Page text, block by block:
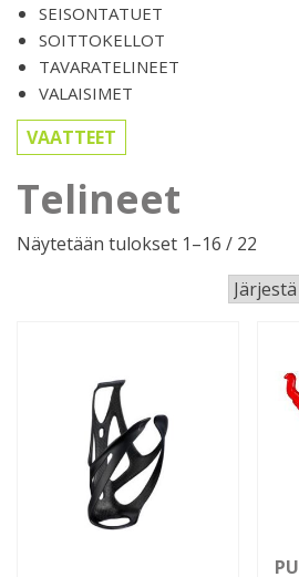
SEISONTATUET
SOITTOKELLOT
TAVARATELINEET
VALAISIMET
VAATTEET
Telineet
Näytetään tulokset 1–16 / 22
by
latest